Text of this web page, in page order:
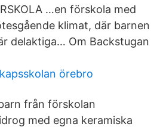
…en förskola med
klimat, där barnen
delaktiga… Om Backstugan
örebro
från förskolan
med egna keramiska